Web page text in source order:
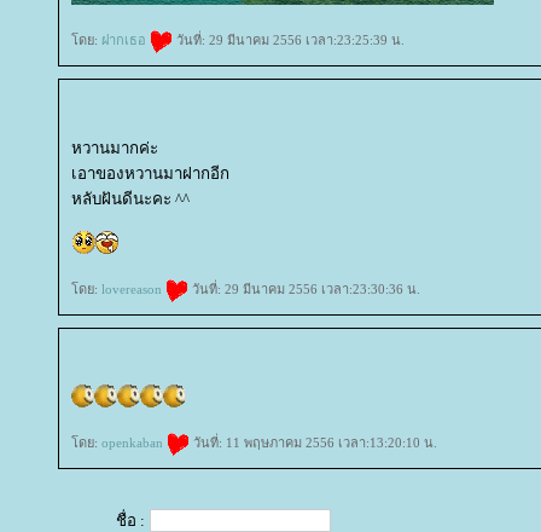
ดย: ฝากเธอ วันที่: 29 มีนาคม 2556 เวลา:23:25:39 น.
หวานมากค่ะ
เอาของหวานมาฝากอีก
หลับฝันดีนะคะ ^^
ดย: lovereason วันที่: 29 มีนาคม 2556 เวลา:23:30:36 น.
ดย: openkaban วันที่: 11 พฤษภาคม 2556 เวลา:13:20:10 น.
ชื่อ :